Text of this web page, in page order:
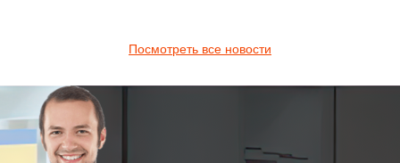
Посмотреть все новости